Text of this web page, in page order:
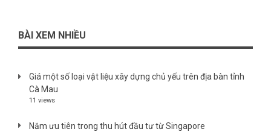
BÀI XEM NHIỀU
Giá một số loại vật liệu xây dựng chủ yếu trên địa bàn tỉnh
Cà Mau
11 views
Năm ưu tiên trong thu hút đầu tư từ Singapore